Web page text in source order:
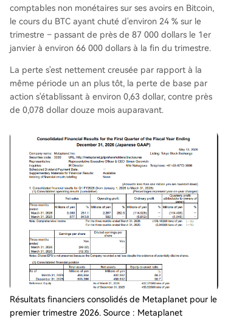
comptables non monétaires sur ses avoirs en Bitcoin,
le cours du BTC ayant chuté d'environ 24 % sur le
trimestre – passant de près de 87 000 dollars le 1er
janvier à environ 66 000 dollars à la fin du trimestre.
La perte s'est nettement creusée par rapport à la
même période un an plus tôt, la perte de base par
action s'établissant à environ 0,63 dollar, contre près
de 0,078 dollar douze mois auparavant.
Résultats financiers consolidés de Metaplanet pour le
premier trimestre 2026. Source : Metaplanet